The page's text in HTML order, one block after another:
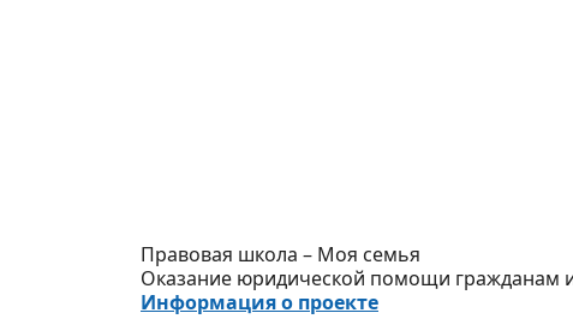
Правовая школа – Моя семья
Оказание юридической помощи гражданам
Информация о проекте